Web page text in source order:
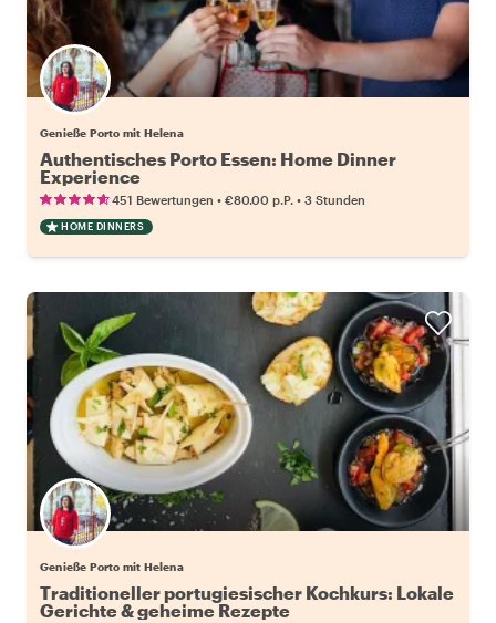
Genieße Porto mit Helena
Authentisches Porto Essen: Home Dinner
Experience
451 Bewertungen • €80.00 p.P. • 3 Stunden
HOME DINNERS
Genieße Porto mit Helena
Traditioneller portugiesischer Kochkurs: Lokale
Gerichte & geheime Rezepte